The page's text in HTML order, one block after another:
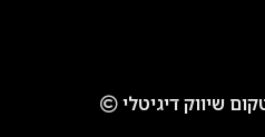
שיווק דיגיטלי